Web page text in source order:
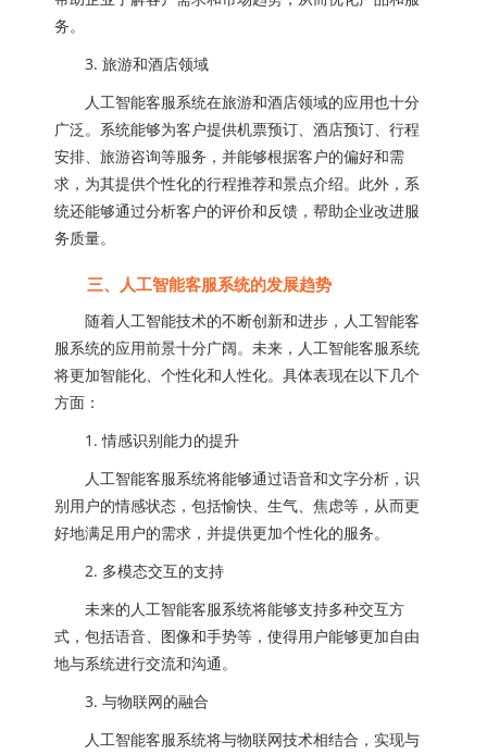
务。
3. 旅游和酒店领域
人工智能客服系统在旅游和酒店领域的应用也十分
广泛。系统能够为客户提供机票预订、酒店预订、行程
安排、旅游咨询等服务，并能够根据客户的偏好和需
求，为其提供个性化的行程推荐和景点介绍。此外，系
统还能够通过分析客户的评价和反馈，帮助企业改进服
务质量。
三、人工智能客服系统的发展趋势
随着人工智能技术的不断创新和进步，人工智能客
服系统的应用前景十分广阔。未来，人工智能客服系统
将更加智能化、个性化和人性化。具体表现在以下几个
方面：
1. 情感识别能力的提升
人工智能客服系统将能够通过语音和文字分析，识
别用户的情感状态，包括愉快、生气、焦虑等，从而更
好地满足用户的需求，并提供更加个性化的服务。
2. 多模态交互的支持
未来的人工智能客服系统将能够支持多种交互方
式，包括语音、图像和手势等，使得用户能够更加自由
地与系统进行交流和沟通。
3. 与物联网的融合
人工智能客服系统将与物联网技术相结合，实现与